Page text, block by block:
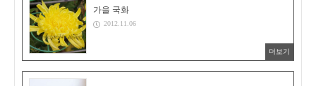
가을 국화
2012.11.06
더보기